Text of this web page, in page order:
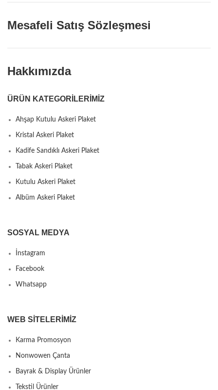
Mesafeli Satış Sözleşmesi
Hakkımızda
ÜRÜN KATEGORILERIMIZ
Ahşap Kutulu Askeri Plaket
Kristal Askeri Plaket
Kadife Sandıklı Askeri Plaket
Tabak Askeri Plaket
Kutulu Askeri Plaket
Albüm Askeri Plaket
SOSYAL MEDYA
İnstagram
Facebook
Whatsapp
WEB SITELERIMIZ
Karma Promosyon
Nonwowen Çanta
Bayrak & Display Ürünler
Tekstil Ürünler